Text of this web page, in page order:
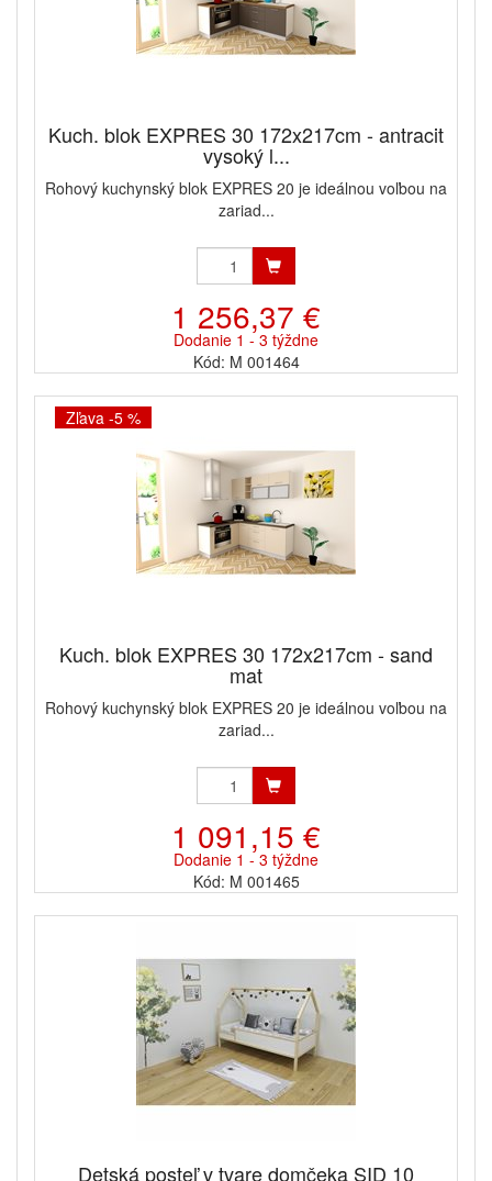
Kuch. blok EXPRES 30 172x217cm - antracit
vysoký l...
Rohový kuchynský blok EXPRES 20 je ideálnou voľbou na
zariad...
1 256,37 €
Dodanie 1 - 3 týždne
Kód: M 001464
Zľava -5 %
Kuch. blok EXPRES 30 172x217cm - sand
mat
Rohový kuchynský blok EXPRES 20 je ideálnou voľbou na
zariad...
1 091,15 €
Dodanie 1 - 3 týždne
Kód: M 001465
Detská posteľ v tvare domčeka SID 10